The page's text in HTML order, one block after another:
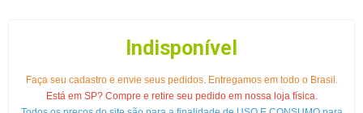
Indisponível
Faça seu cadastro e envie seus pedidos. Entregamos em todo o Brasil.
Está em SP? Compre e retire seu pedido em nossa loja física.